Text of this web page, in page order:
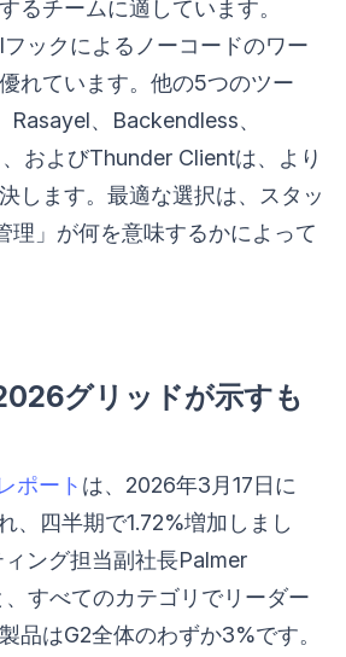
るチームに適しています。
ックによるノーコードのワー
れています。他の5つのツー
、Backendless、
およびThunder Clientは、より
します。最適な選択は、スタッ
理」が何を意味するかによって
グリッドが示すも
ポート は、2026年3月17日に
、四半期で1.72%増加しまし
ング担当副社長Palmer
すべてのカテゴリでリーダー
品はG2全体のわずか3%です。